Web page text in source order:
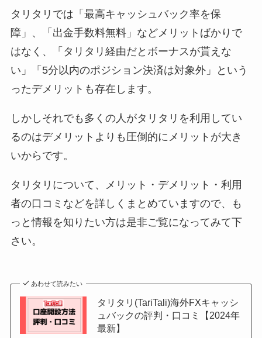
タリタリでは「最高キャッシュバック率を保
障」、「出金手数料無料」などメリットばかりで
はなく、「タリタリ経由だとボーナスが貰えな
い」「5分以内のポジション決済は対象外」という
ったデメリットも存在します。
しかしそれでも多くの人がタリタリを利用してい
るのはデメリットよりも圧倒的にメリットが大き
いからです。
タリタリについて、メリット・デメリット・利用
者の口コミなどを詳しくまとめていますので、も
っと情報を知りたい方は是非ご覧になってみて下
さい。
あわせて読みたい
タリタリ(TariTali)海外FXキャッシ
ュバックの評判・口コミ【2024年
最新】